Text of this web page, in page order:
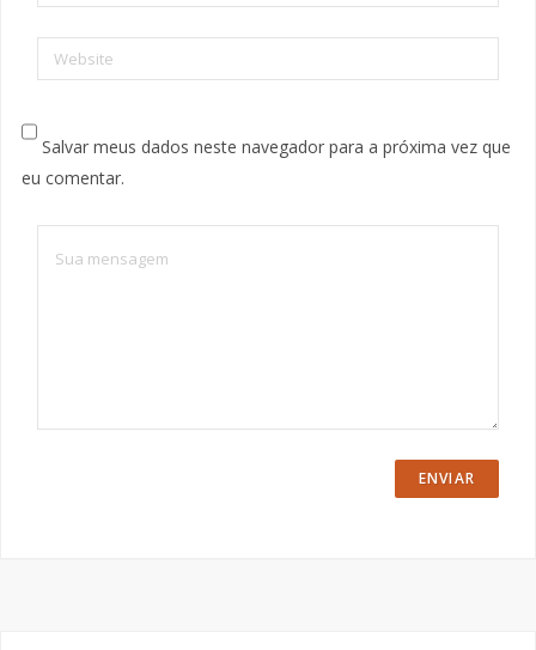
Website
Salvar meus dados neste navegador para a próxima vez que
eu comentar.